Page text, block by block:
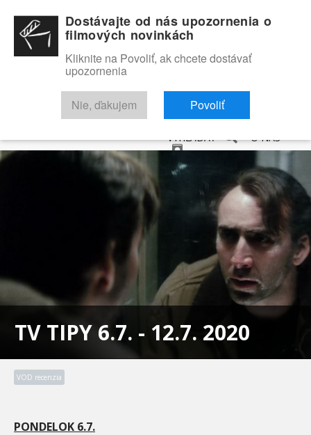
RECENZIE TRAILERY FILMOVÁ DATABÁZA
VYHĽADAŤ O NÁS
TV TIPY 6.7. - 12.7. 2020
VOD recenzia
PONDELOK 6.7.
Dostávajte od nás upozornenia o
filmových novinkách
Kliknite na Povoliť, ak chcete dostávať
upozornenia
Nie, ďakujem Povoliť